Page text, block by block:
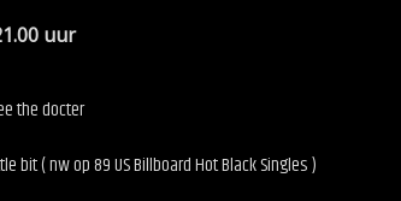
uur
the docter
bit ( nw op 89 US Billboard Hot Black Singles )